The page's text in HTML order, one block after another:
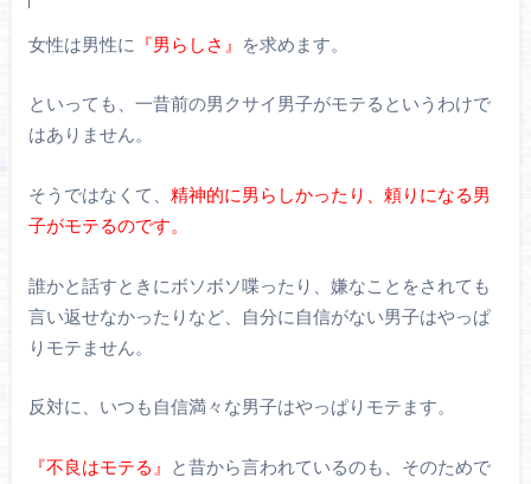
女性は男性に 『男らしさ』 を求めます。
といっても、一昔前の男クサイ男子がモテるというわけで
はありません。
そうではなくて、 精神的に男らしかったり、頼りになる男
子がモテるのです。
誰かと話すときにボソボソ喋ったり、嫌なことをされても
言い返せなかったりなど、自分に自信がない男子はやっぱ
りモテません。
反対に、いつも自信満々な男子はやっぱりモテます。
『不良はモテる』
と昔から言われているのも、そのためで